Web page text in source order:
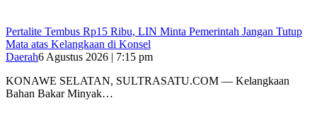
‎Pertalite Tembus Rp15 Ribu, LIN Minta Pemerintah Jangan Tutup
Mata atas Kelangkaan di Konsel
Daerah6 Agustus 2026 | 7:15 pm
‎KONAWE SELATAN, SULTRASATU.COM — Kelangkaan
Bahan Bakar Minyak…